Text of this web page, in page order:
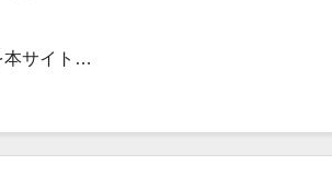
本サイト…